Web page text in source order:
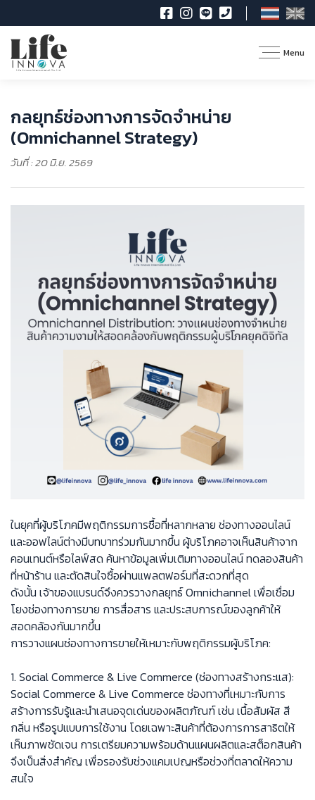
Menu
กลยุทธ์ช่องทางการจัดจำหน่าย
(Omnichannel Strategy)
วันที่ : 20 มิ.ย. 2569
ในยุคที่ผู้บริโภคมีพฤติกรรมการซื้อที่หลากหลาย ช่องทางออนไลน์
และออฟไลน์ต่างมีบทบาทร่วมกันมากขึ้น ผู้บริโภคอาจเห็นสินค้าจาก
คอนเทนต์หรือไลฟ์สด ค้นหาข้อมูลเพิ่มเติมทางออนไลน์ ทดลองสินค้า
ที่หน้าร้าน และตัดสินใจซื้อผ่านแพลตฟอร์มที่สะดวกที่สุด
ดังนั้น เจ้าของแบรนด์จึงควรวางกลยุทธ์ Omnichannel เพื่อเชื่อม
โยงช่องทางการขาย การสื่อสาร และประสบการณ์ของลูกค้าให้
สอดคล้องกันมากขึ้น
การวางแผนช่องทางการขายให้เหมาะกับพฤติกรรมผู้บริโภค:
1. Social Commerce & Live Commerce (ช่องทางสร้างกระแส):
Social Commerce & Live Commerce ช่องทางที่เหมาะกับการ
สร้างการรับรู้และนำเสนอจุดเด่นของผลิตภัณฑ์ เช่น เนื้อสัมผัส สี
กลิ่น หรือรูปแบบการใช้งาน โดยเฉพาะสินค้าที่ต้องการการสาธิตให้
เห็นภาพชัดเจน การเตรียมความพร้อมด้านแผนผลิตและสต็อกสินค้า
จึงเป็นสิ่งสำคัญ เพื่อรองรับช่วงแคมเปญหรือช่วงที่ตลาดให้ความ
สนใจ